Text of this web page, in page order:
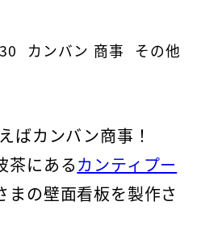
著
カンバン 商事 カテゴリ
その他
ばカンバン商事！
茶にあるカンティプー
まの壁面看板を製作さ